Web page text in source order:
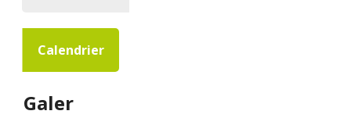
Calendrier
Galer